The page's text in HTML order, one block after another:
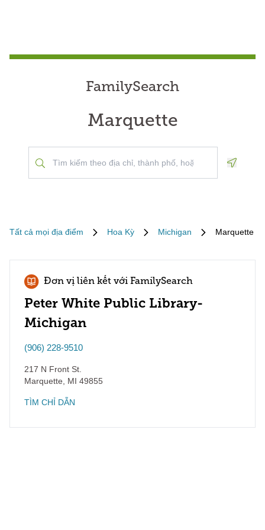
FamilySearch
Marquette
Tất cả mọi địa điểm Hoa Kỳ Michigan Marquette
Đơn vị liên kết với FamilySearch
Peter White Public Library-
Michigan
(906) 228-9510
217 N Front St.
Marquette
MI 49855
TÌM CHỈ DẪN